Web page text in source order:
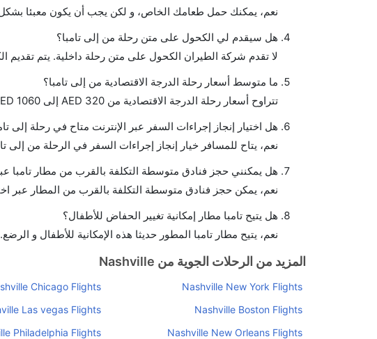
نعم، يمكنك حمل طعامك الخاص، و لكن يجب أن يكون معبئا
هل سيقدم لي الكحول على متن رحلة من إلى تامبا؟
لا تقدم شركة الطيران الكحول على متن رحلة داخلية. يتم تقديم
ما متوسط أسعار رحلة الدرجة الاقتصادية من إلى تامبا؟
تتراوح أسعار رحلة الدرجة الاقتصادية من AED 320 إلى AED 1060. يوفرون تذاكر في هذا النطاق من الأسعار.
هل اختيار إنجاز إجراءات السفر عبر الإنترنت متاح في رحلة إلى
نعم، يتاح للمسافر خيار إنجاز إجراءات السفر في الرحلة من إلى
هل يمكنني حجز فنادق متوسطة التكلفة بالقرب من مطار تامبا
نعم، يمكن حجز فنادق متوسطة التكلفة بالقرب من المطار عبر
هل يتيح تامبا مطار إمكانية تغيير الحفاض للأطفال؟
نعم، يتيح مطار تامبا المطور حديثا هذه الإمكانية للأطفال و الرضع.
المزيد من الرحلات الجوية من Nashville
Nashville New York Flights
Chicago Flights
Nashville Boston Flights
Las vegas Flights
Nashville New Orleans Flights
Philadelphia Flights